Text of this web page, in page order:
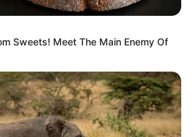
Sweets! Meet The Main Enemy Of